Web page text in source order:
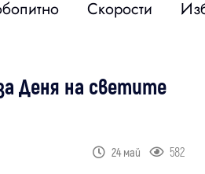
Скорости
Деня на светите
24 май 582